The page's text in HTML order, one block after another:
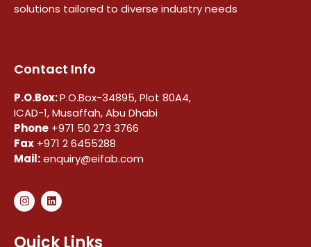
solutions tailored to diverse industry needs
Contact Info
P.O.Box:P.O.Box-34895, Plot 80A4,
ICAD-1, Musaffah, Abu Dhabi
Phone +971 50 273 3766
Fax +971 2 6455288
Mail:enquiry@eifab.com
Quick Links